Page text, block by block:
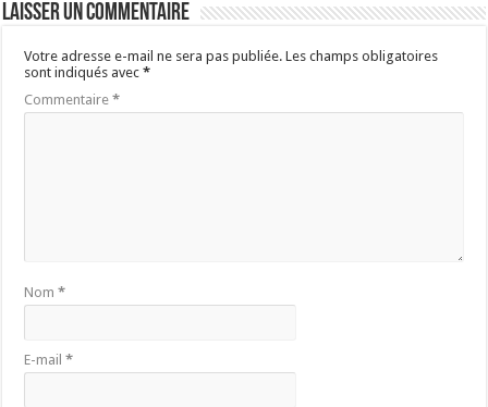
Laisser un commentaire
Votre adresse e-mail ne sera pas publiée. Les champs obligatoires
sont indiqués avec*
Commentaire*
Nom*
E-mail*